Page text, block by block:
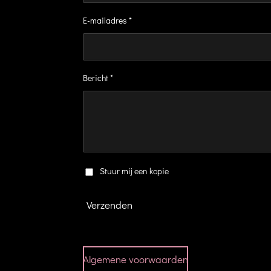
E-mailadres *
Bericht *
Stuur mij een kopie
Verzenden
Algemene voorwaarden